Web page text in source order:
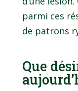
parmi ces
de patrons
Que